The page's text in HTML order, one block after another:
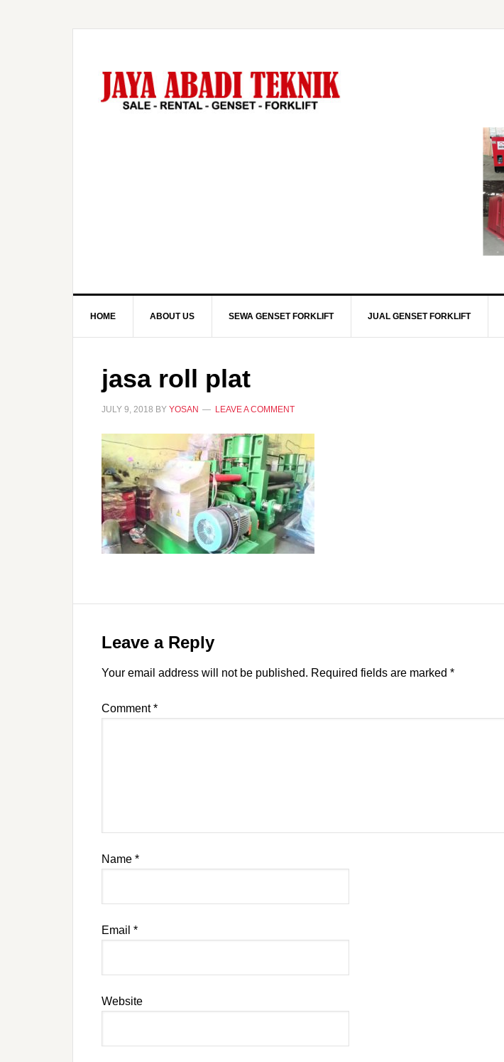
HOME ABOUT US SEWA GENSET FORKLIFT JUAL GENSET FORKLIFT
jasa roll plat
JULY 9, 2018 BY YOSAN LEAVE A COMMENT
Leave a Reply
Your email address will not be published. Required fields are marked *
Comment*
Name *
Email *
Website